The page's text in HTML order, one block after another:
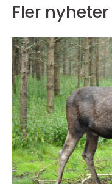
Fler nyheter